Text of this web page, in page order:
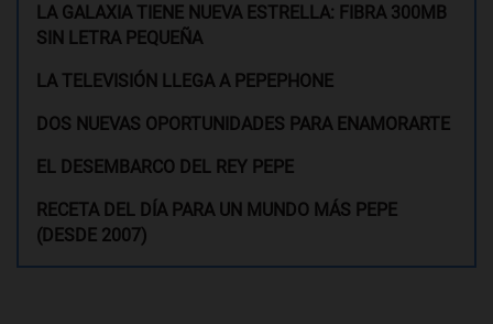
LA GALAXIA TIENE NUEVA ESTRELLA: FIBRA 300MB
SIN LETRA PEQUEÑA
LA TELEVISIÓN LLEGA A PEPEPHONE
DOS NUEVAS OPORTUNIDADES PARA ENAMORARTE
EL DESEMBARCO DEL REY PEPE
RECETA DEL DÍA PARA UN MUNDO MÁS PEPE
(DESDE 2007)